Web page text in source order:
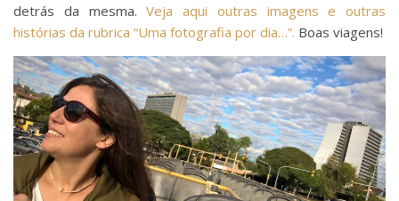
detrás da mesma.Veja aqui outras imagens e outras
histórias da rubrica “Uma fotografia por dia…”. Boas viagens!